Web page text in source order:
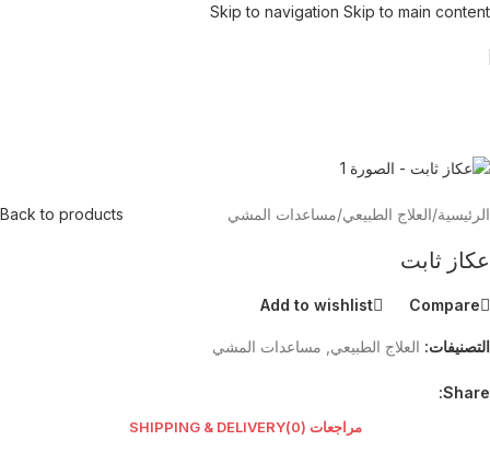
Skip to navigation Skip to main content
الرئيسية/العلاج الطبيعي/مساعدات المشي Back to products
عكاز ثابت
Compare
Add to wishlist
التصنيفات: العلاج الطبيعي مساعدات المشي
Share:
مراجعات (0) SHIPPING & DELIVERY